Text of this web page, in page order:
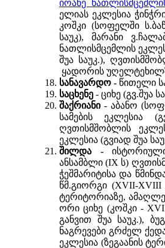
იოანე
ელიას ეკლესია
კოშკი (სოფელში
საუკ), მარანი
ნათლისმცემლის
შუა საუკ.),
ყადორის
სანავარდო - წითელი
საცხენე - ციხე (გვ.შუა
შაქრიანი- აბანო
სამების ეკლესია
ღვთისმშობლის
ეკლესია (გვიად შუა
შილდა -
ანსამბლი (IX ს)
ჭეშმარიტისა და
წმ.გიორგი (XVII-XVIII
ტერიტორიაზე,
ორი ციხე (კოშკი -
განვით შუა საუკ.),
ნაგრევები გრძელ
ეკლესია (ზეგაანის